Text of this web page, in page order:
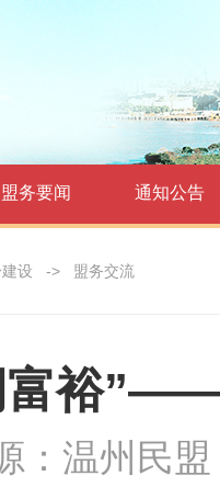
盟务要闻 通知公告
设 -> 盟务交流
富裕
：温州民盟